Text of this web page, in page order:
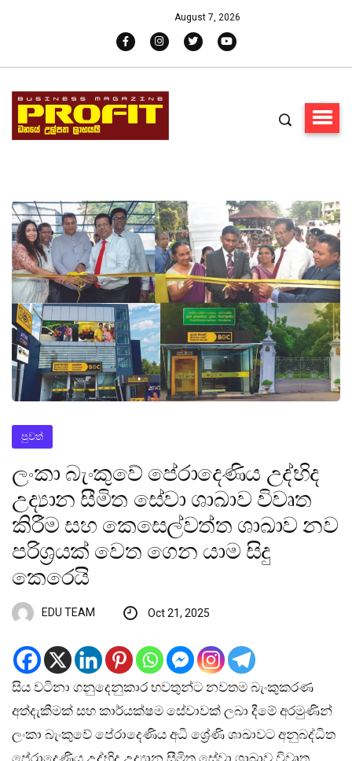
August 7, 2026
පුවත්
ලංකා බැංකුවේ පේරාදෙණිය උද්භිද
උද්‍යාන සීමිත සේවා ශාඛාව විවෘත
කිරීම සහ කෙසෙල්වත්ත ශාඛාව නව
පරිශ්‍රයක් වෙත ගෙන යාම සිදු
කෙරෙයි
EDU TEAM Oct 21, 2025
සිය වටිනා ගනුදෙනුකාර භවතුන්ට නවතම බැංකුකරණ
අත්දැකීමක් සහ කාර්යක්ෂම සේවාවක් ලබා දීමේ අරමුණින්
ලංකා බැංකුවේ පේරාදෙණිය අධි ශ්‍රේණි ශාඛාවට අනුබද්ධිත
පේරාදෙණිය උද්භිද උද්‍යාන සීමිත සේවා ශාඛාව විවෘත